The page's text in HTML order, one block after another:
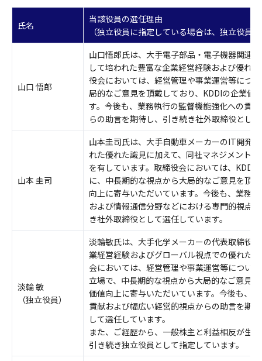
氏名
当該役員の選任理由
（独立役員に指定している場合は、独立役員
山口 悟郎
山口悟郎氏は、大手電子部品・電子機器関連
して培われた豊富な企業経営経験および優れ
役会においては、経営管理や事業運営等につ
局的なご意見を頂戴しており、KDDIの企業価
す。今後も、業務執行の監督機能強化への貢
らの助言を期待し、引き続き社外取締役とし
山本 圭司
山本圭司氏は、大手自動車メーカーのIT開発
れた優れた識見に加えて、同社マネジメント
を有しています。取締役会においては、KDDI
に、中長期的な視点から大局的なご意見を頂
向上に寄与いただいています。今後も、業務
および情報通信分野などにおける専門的視点
き社外取締役として選任しています。
淡輪 敏
（独立役員）
淡輪敏氏は、大手化学メーカーの代表取締役
業経営経験およびグローバル視点での優れた
会においては、経営管理や事業運営等につい
立場で、中長期的な視点から大局的なご意見
価値向上に寄与いただいています。今後も、
貢献および幅広い経営的視点からの助言を期
して選任しています。
また、ご経歴から、一般株主と利益相反が生
引き続き独立役員として指定しています。